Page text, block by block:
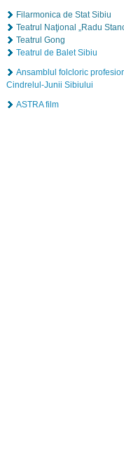
Filarmonica de Stat Sibiu
Teatrul Naţional „Radu
Teatrul Gong
Teatrul de Balet Sibiu
Ansamblul folcloric
Cindrelul-Junii Sibiului
ASTRA film